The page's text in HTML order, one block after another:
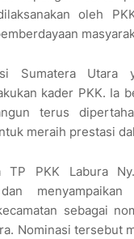
oleh
Sumatera Utara
kader PKK. Ia
terus
meraih prestasi
TP PKK Labura
sebagai
Nominasi tersebut